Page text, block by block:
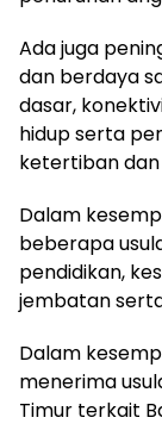
Ada juga
dan berdaya
dasar,
hidup serta
ketertiban
Dalam
beberapa
pendidikan,
jembatan
Dalam
menerima
Timur terkait